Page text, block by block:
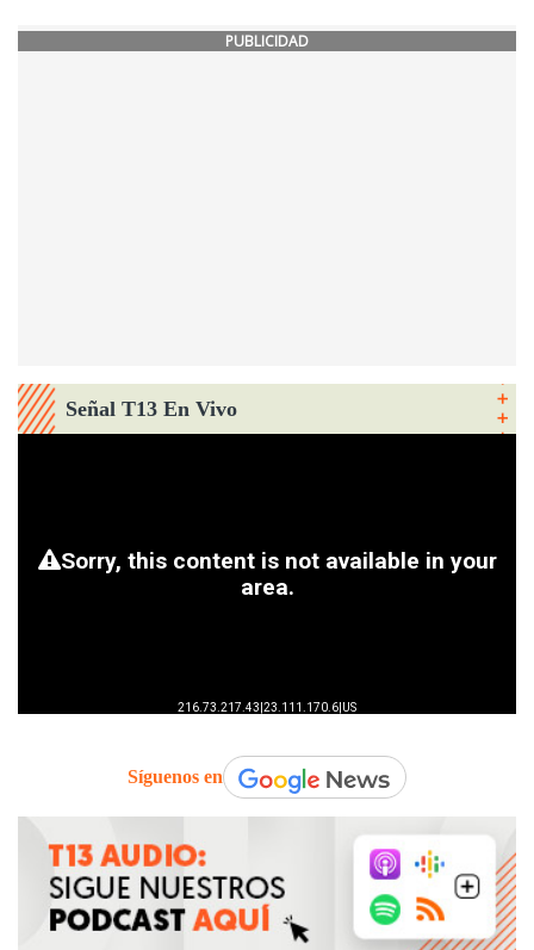
PUBLICIDAD
Señal T13 En Vivo
Síguenos en